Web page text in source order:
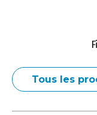
Tous les